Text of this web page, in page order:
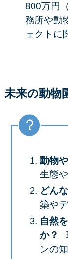
800万円
務所や動
ェクトに
未来の動物
動物
生態
どん
築や
自然
か？
ンの